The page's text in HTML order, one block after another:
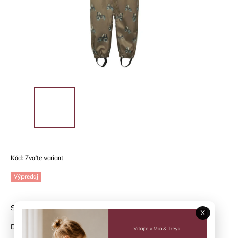
Kód: Zvoľte variant
Výpredaj
Softshellový overal Cub Minymo
Detailné informácie
X